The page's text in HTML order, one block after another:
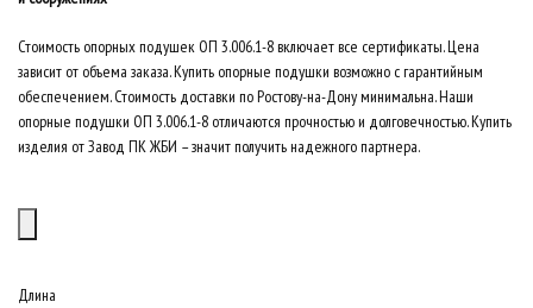
Стоимость опорных подушек ОП 3.006.1-8 включает все сертификаты. Цена
зависит от объема заказа. Купить опорные подушки возможно с гарантийным
обеспечением. Стоимость доставки по Ростову-на-Дону минимальна. Наши
опорные подушки ОП 3.006.1-8 отличаются прочностью и долговечностью. Купить
изделия от Завод ПК ЖБИ – значит получить надежного партнера.
Длина